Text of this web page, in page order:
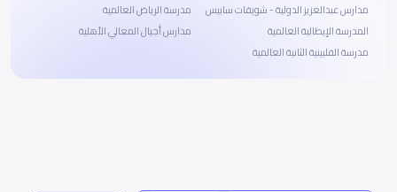
مدارس عبدالعزيز الدولية - شويفات سابيس
المدرسة الإيطالية العالمية
مدرسة الفلبينية الثانية العالمية
مدرسة الرياض العالمية
مدارس أجيال المعالي الأهلية